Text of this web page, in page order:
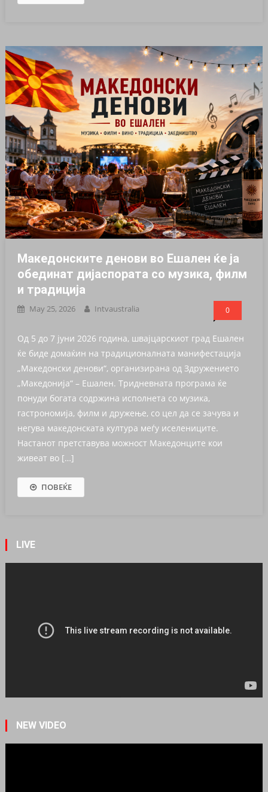
Македонските денови во Ешален ќе ја
обединат дијаспората со музика, филм
и традиција
May 25, 2026 Intvaustralia 0
Од 5 до 7 јуни 2026 година, швајцарскиот град Ешален
ќе биде домаќин на традиционалната манифестација
„Македонски денови“, организирана од Здружението
„Македонија“ – Ешален. Тридневната програма ќе
понуди богата содржина исполнета со музика,
гастрономија, филм и дружење, со цел да се зачува и
негува македонската култура меѓу иселениците.
Настанот претставува можност Македонците кои
живеат во […]
ПОВЕЌЕ
LIVE
NEW VIDEO